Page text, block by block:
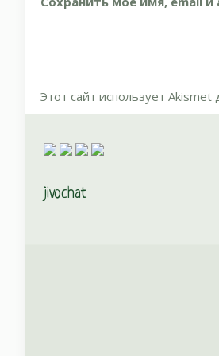
Этот сайт использует
jivochat